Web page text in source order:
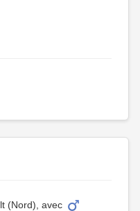
(Nord), avec